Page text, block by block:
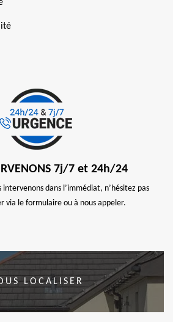
7j/7 et 24h/24
intervenons dans l’immédiat, n’hésitez pas
via le formulaire ou à nous appeler.
LOCALISER